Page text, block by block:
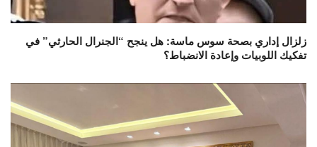
زلزال إداري بصحة سوس ماسة: هل ينجح “الجنرال الحارثي” في
تفكيك اللوبيات وإعادة الانضباط؟